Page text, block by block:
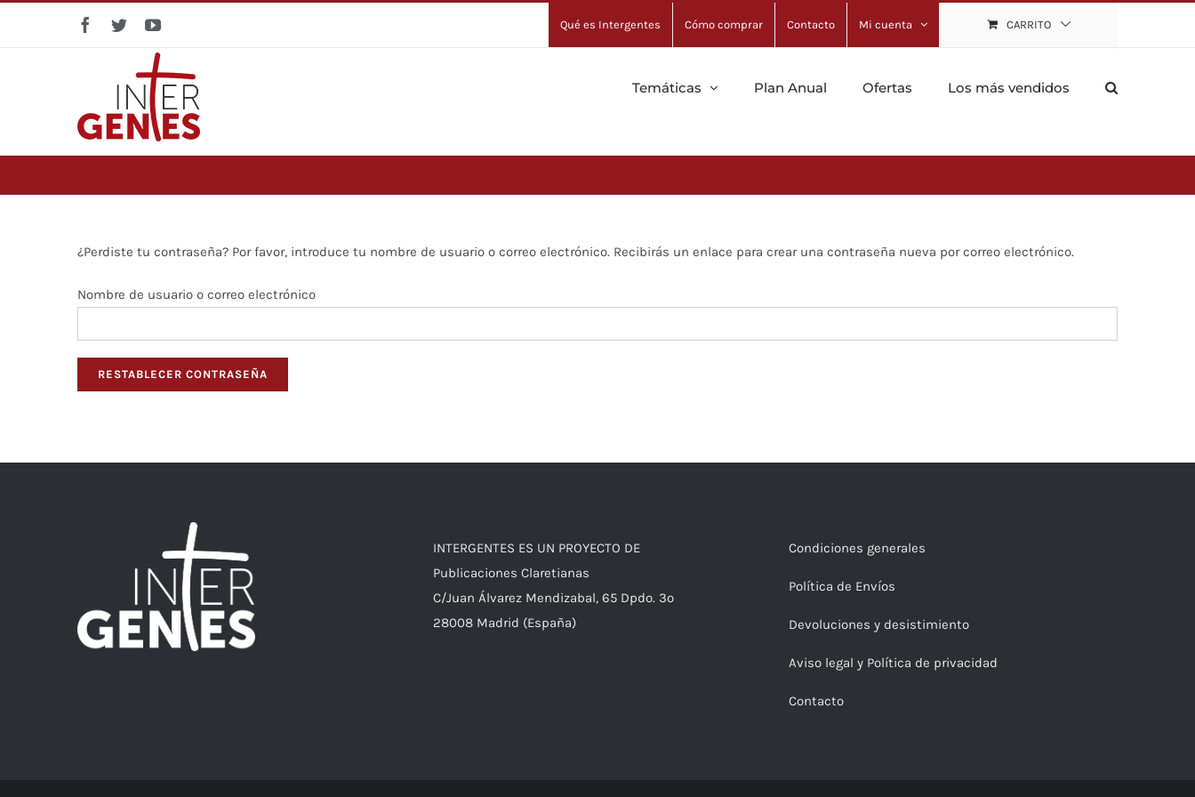
Facebook
TwitterYouTube Qué es Intergentes Cómo comprar Contacto Mi cuenta CARRITO
Temáticas Plan Anual Ofertas Los más vendidos
¿Perdiste tu contraseña? Por favor, introduce tu nombre de usuario o correo electrónico. Recibirás un enlace para crear una contraseña nueva por correo electrónico.
Nombre de usuario o correo electrónico
RESTABLECER CONTRASEÑA
INTERGENTES ES UN PROYECTO DE
Publicaciones Claretianas
C/Juan Álvarez Mendizabal, 65 Dpdo. 3º
28008 Madrid (España)
Condiciones generales
Política de Envíos
Devoluciones y desistimiento
Aviso legal y Política de privacidad
Contacto